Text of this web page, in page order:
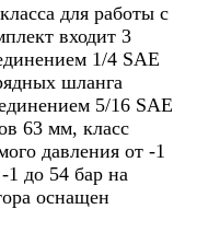
для работы с
входит 3
1/4 SAE
шланга
5/16 SAE
63 мм, класс
давления от -1
1 до 54 бар на
оснащен